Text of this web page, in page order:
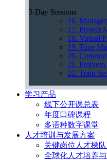
3-Day Sessions
16.
17. Project
18. Virtual
19. Time
20.
21.
22. Train
学习产品
线下公开课总表
年度口碑课程
多语种数字课堂
人才培训与发展方案
关键岗位人才梯
全球化人才培养